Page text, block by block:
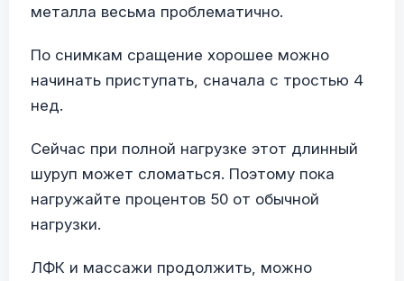
металла весьма проблематично.
По снимкам сращение хорошее можно
начинать приступать, сначала с тростью 4
нед.
Сейчас при полной нагрузке этот длинный
шуруп может сломаться. Поэтому пока
нагружайте процентов 50 от обычной
нагрузки.
ЛФК и массажи продолжить, можно